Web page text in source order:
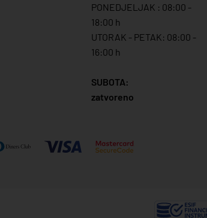
PONEDJELJAK : 08:00 -
18:00 h
UTORAK - PETAK: 08:00 -
16:00 h
SUBOTA:
zatvoreno